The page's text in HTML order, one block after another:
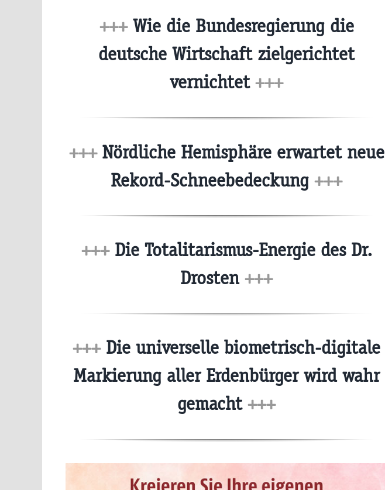
+++Wie die Bundesregierung die
deutsche Wirtschaft zielgerichtet
vernichtet +++
+++Nördliche Hemisphäre erwartet neue
Rekord-Schneebedeckung +++
+++Die Totalitarismus-Energie des Dr.
Drosten +++
+++Die universelle biometrisch-digitale
Markierung aller Erdenbürger wird wahr
gemacht +++